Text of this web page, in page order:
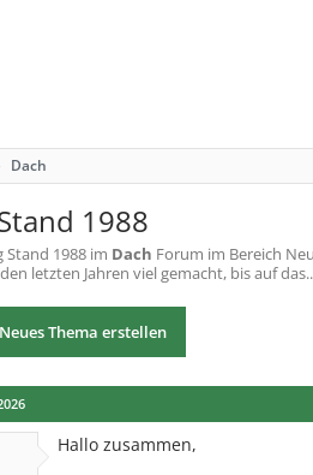
Dach
1988
Stand 1988 im Dach Forum im Bereich
letzten Jahren viel gemacht, bis auf
Neues Thema erstellen
Hallo zusammen,